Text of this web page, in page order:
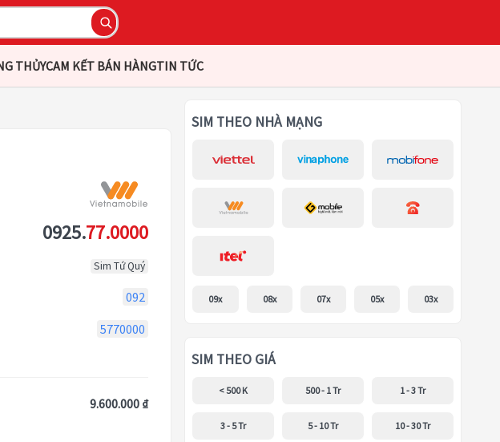
THỦYCAM KẾT BÁN HÀNGTIN TỨC
0925.77.0000
Sim Tứ Quý
092
5770000
9.600.000 ₫
SIM THEO NHÀ MẠNG
09x 08x 07x 05x 03x
SIM THEO GIÁ
< 500 K 500 - 1 Tr 1 - 3 Tr
3 - 5 Tr 5 - 10 Tr 10 - 30 Tr